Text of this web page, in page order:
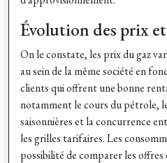
Évolution des prix
On le constate, les prix du gaz
au sein de la même société en
clients qui offrent une bonne
notamment le cours du pétrole,
saisonnières et la concurrence
les grilles tarifaires. Les
possibilité de comparer les